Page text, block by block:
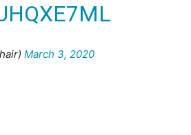
March 3, 2020